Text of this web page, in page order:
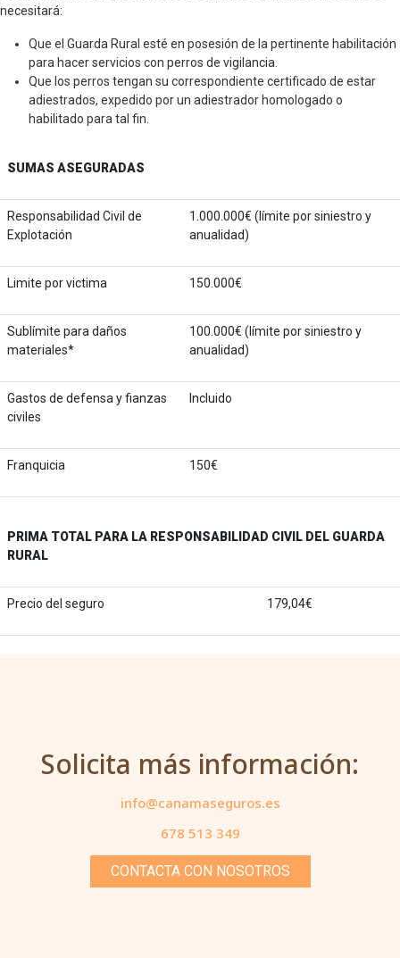
necesitará:
Que el Guarda Rural esté en posesión de la pertinente habilitación
para hacer servicios con perros de vigilancia.
Que los perros tengan su correspondiente certificado de estar
adiestrados, expedido por un adiestrador homologado o
habilitado para tal fin.
SUMAS ASEGURADAS
Responsabilidad Civil de
Explotación
1.000.000€ (límite por siniestro y
anualidad)
Limite por victima 150.000€
Sublímite para daños
materiales*
100.000€ (límite por siniestro y
anualidad)
Gastos de defensa y fianzas
civiles
Incluido
Franquicia 150€
PRIMA TOTAL PARA LA RESPONSABILIDAD CIVIL DEL GUARDA
RURAL
Precio del seguro 179,04€
Solicita más información:
info@canamaseguros.es
678 513 349
CONTACTA CON NOSOTROS